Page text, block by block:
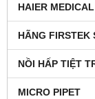
HAIER
HÃNG FIRSTEK
NỒI HẤP TIỆT
MICRO PIPET